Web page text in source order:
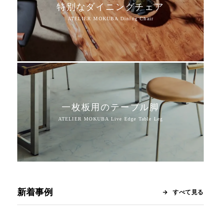
特別なダイニングチェア
一枚板用のテーブル脚
新着事例 すべて見る